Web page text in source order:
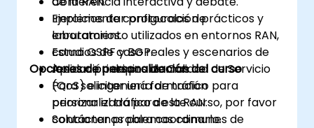
Implementar protocolos de
enrutamiento utilizados en entornos RAN,
como OSPF y BGP.
Aplicar principios de Calidad de Servicio
(QoS) e ingeniería de tráfico para
priorizar el tráfico de la RAN.
Solucionar problemas comunes de
Ejercicios de configuración prácticos y
laboratorios.
Estudios de caso reales y escenarios de
resolución de problemas.
Opciones de personalización del curso
Para solicitar una formación
personalizada para este curso, por favor
contáctenos para coordinarlo.